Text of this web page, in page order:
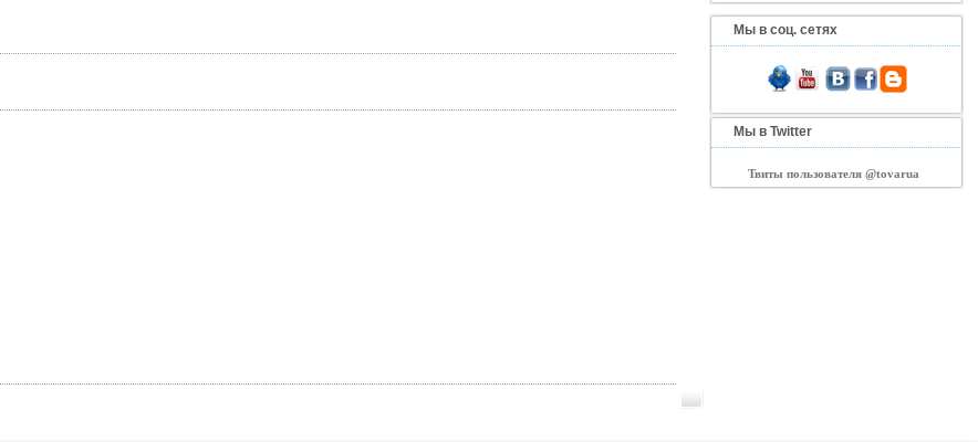
Мы в соц. сетях
Мы в Twitter
Твиты пользователя @tovarua